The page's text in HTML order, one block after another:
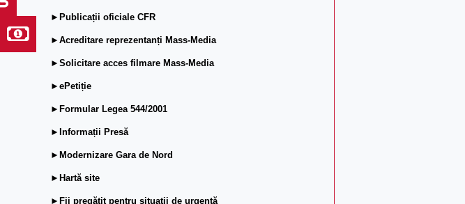
►Publicații oficiale CFR
►Acreditare reprezentanți Mass-Media
►Solicitare acces filmare Mass-Media
►ePetiție
►Formular Legea 544/2001
►Informații Presă
►Modernizare Gara de Nord
►Hartă site
►Fii pregătit pentru situații de urgență